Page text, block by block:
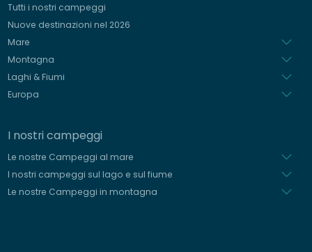
Spagnolo
Tutti i nostri campeggi
Nuove destinazioni nel 2026
Mare
Montagna
Laghi & Fiumi
Europa
I nostri campeggi
Le nostre Campeggi al mare
I nostri campeggi sul lago e sul fiume
Le nostre Campeggi in montagna